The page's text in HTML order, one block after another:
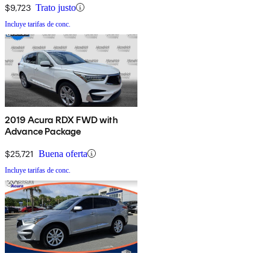
$9,723 Trato justo
Incluye tarifas de conc.
2019 Acura RDX FWD with
Advance Package
$25,721 Buena oferta
Incluye tarifas de conc.